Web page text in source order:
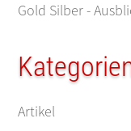
Gold Silber -
Artikel